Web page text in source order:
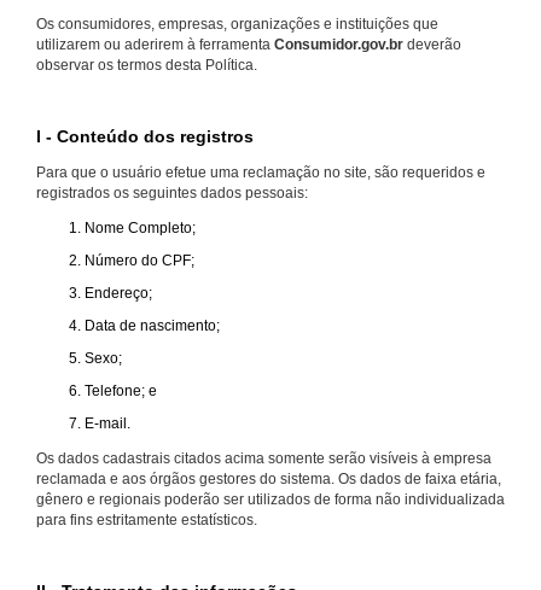
Os consumidores, empresas, organizações e instituições que
utilizarem ou aderirem à ferramenta Consumidor.gov.br deverão
observar os termos desta Política.
I - Conteúdo dos registros
Para que o usuário efetue uma reclamação no site, são requeridos e
registrados os seguintes dados pessoais:
Nome Completo;
Número do CPF;
Endereço;
Data de nascimento;
Sexo;
Telefone; e
E-mail.
Os dados cadastrais citados acima somente serão visíveis à empresa
reclamada e aos órgãos gestores do sistema. Os dados de faixa etária,
gênero e regionais poderão ser utilizados de forma não individualizada
para fins estritamente estatísticos.